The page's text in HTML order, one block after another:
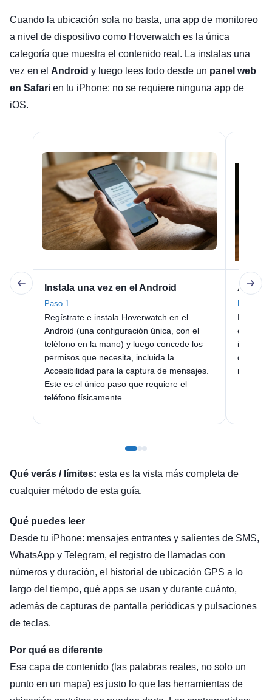
Cuando la ubicación sola no basta, una app de monitoreo
a nivel de dispositivo como Hoverwatch es la única
categoría que muestra el contenido real. La instalas una
vez en el Android y luego lees todo desde un panel web
en Safari en tu iPhone: no se requiere ninguna app de
iOS.
Instala una vez en el Android
Paso 1
Regístrate e instala Hoverwatch en el
Android (una configuración única, con el
teléfono en la mano) y luego concede los
permisos que necesita, incluida la
Accesibilidad para la captura de mensajes.
Este es el único paso que requiere el
teléfono físicamente.
Abre
Paso 2
En tu
en
instalar:
que
Qué verás / límites: esta es la vista más completa de
cualquier método de esta guía.
Qué puedes leer
Desde tu iPhone: mensajes entrantes y salientes de SMS,
WhatsApp y Telegram, el registro de llamadas con
números y duración, el historial de ubicación GPS a lo
largo del tiempo, qué apps se usan y durante cuánto,
además de capturas de pantalla periódicas y pulsaciones
de teclas.
Por qué es diferente
Esa capa de contenido (las palabras reales, no solo un
punto en un mapa) es justo lo que las herramientas de